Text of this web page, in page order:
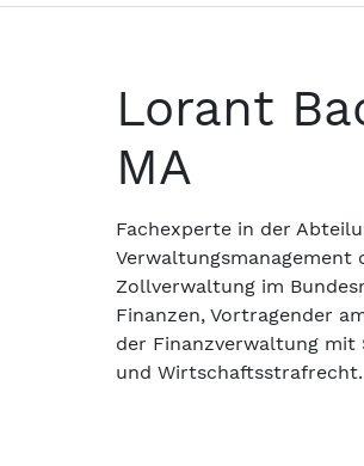
Lorant
MA
Fachexperte in der
Verwaltungsmanagement
Zollverwaltung im
Finanzen, Vortragender
der Finanzverwaltung mit
und Wirtschaftsstrafrecht.